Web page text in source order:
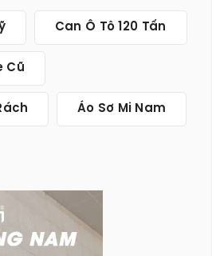
Can Ô Tô 120 Tấn
Cũ
Áo Sơ Mi Nam